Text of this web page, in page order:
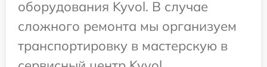
оборудования Kyvol. В случае
сложного ремонта мы организуем
транспортировку в мастерскую в